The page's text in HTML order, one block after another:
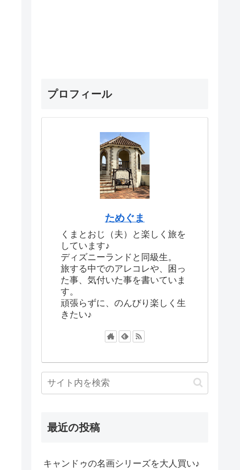
プロフィール
ためぐま
くまとおじ（夫）と楽しく旅を
しています♪
ディズニーランドと同級生。
旅する中でのアレコレや、困っ
た事、気付いた事を書いていま
す。
頑張らずに、のんびり楽しく生
きたい♪
最近の投稿
キャンドゥの名画シリーズを大人買い♪